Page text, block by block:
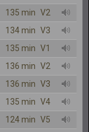
135 min V2
134 min V3
135 min V1
136 min V2
136 min V3
135 min V4
124 min V5